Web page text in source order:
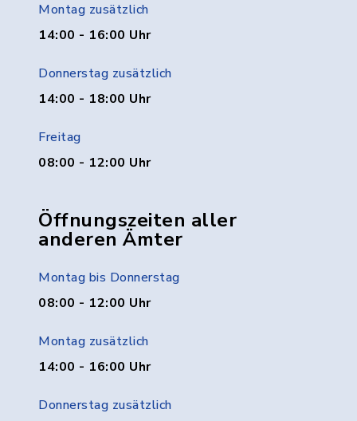
Montag zusätzlich
14:00 - 16:00 Uhr
Donnerstag zusätzlich
14:00 - 18:00 Uhr
Freitag
08:00 - 12:00 Uhr
Öffnungszeiten aller
anderen Ämter
Montag bis Donnerstag
08:00 - 12:00 Uhr
Montag zusätzlich
14:00 - 16:00 Uhr
Donnerstag zusätzlich